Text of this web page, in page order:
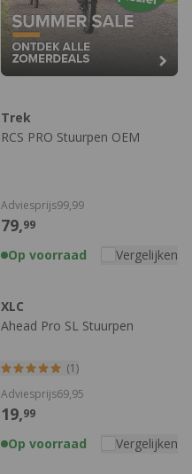
Trek
RCS PRO Stuurpen OEM
79,99
Adviesprijs99,99
Op voorraad Vergelijken
XLC
Ahead Pro SL Stuurpen
(1)
19,99
Adviesprijs69,95
Op voorraad Vergelijken